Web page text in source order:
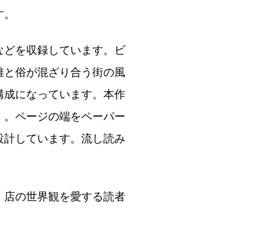
を収録しています。ビ
俗が混ざり合う街の風
になっています。本作
ページの端をペーパー
しています。流し読み
の世界観を愛する読者